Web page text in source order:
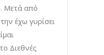
Μετά από
έχω γυρίσει
Διεθνές